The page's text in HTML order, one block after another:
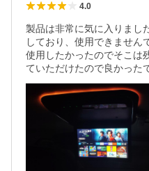
4.0
製品は非常に気に入りまし
しており、使用できません
使用したかったのでそこは
ていただけたので良かった